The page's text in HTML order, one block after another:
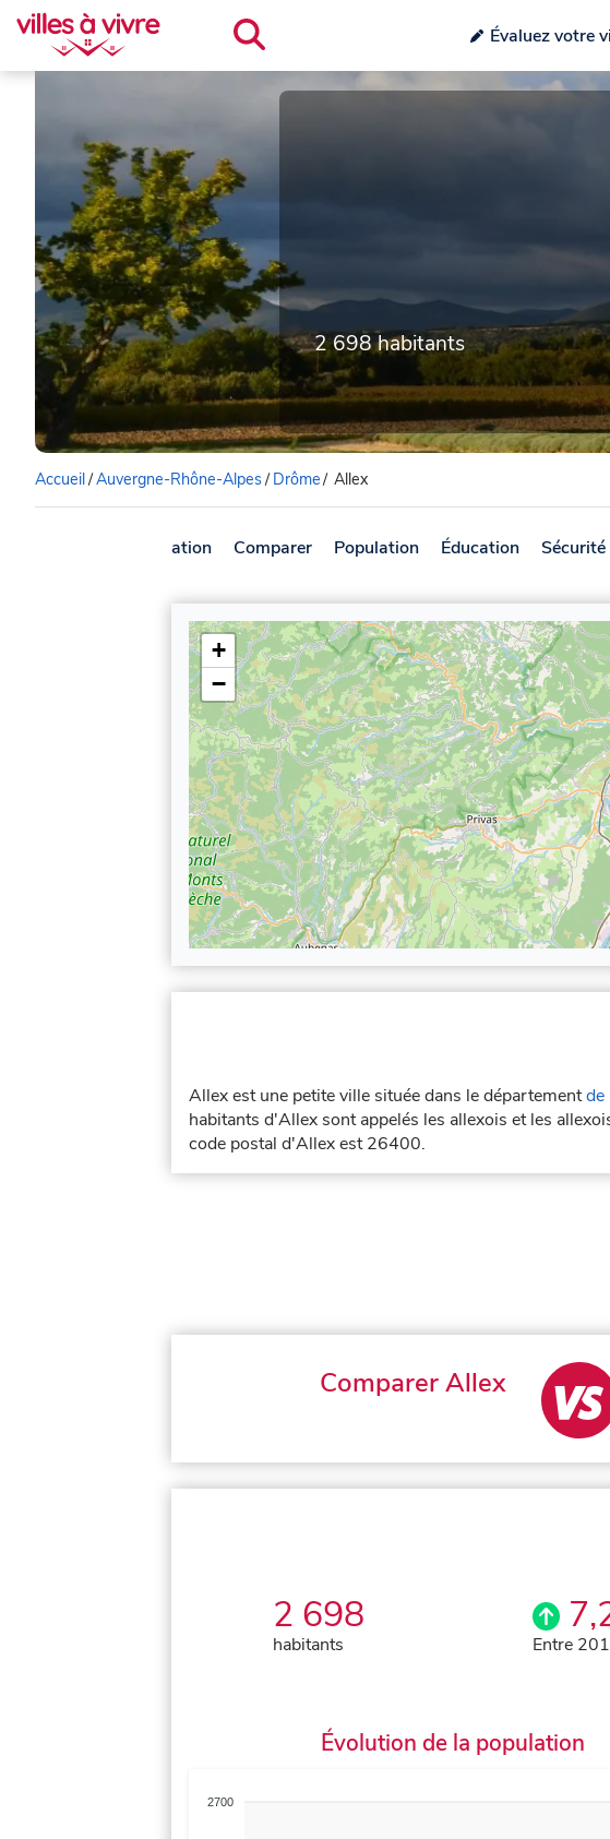
Évaluez votre
2 698 habitants
Accueil/Auvergne-Rhône-Alpes/ Drôme/ Allex
Présentation Comparer Population Éducation Sécurité
+
−
Allex est une petite ville située dans le départementde
habitants d'Allex sont appelés les allexois et les
code postal d'Allex est 26400.
Comparer Allex
2 698
habitants Entre
Évolution de la population
2700